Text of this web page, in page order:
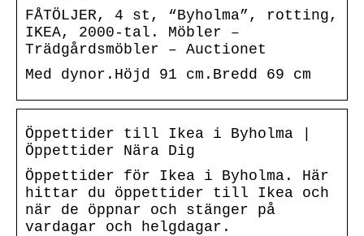
FÅTÖLJER, 4 st, “Byholma”, rotting,
IKEA, 2000-tal. Möbler –
Trädgårdsmöbler – Auctionet
Med dynor.Höjd 91 cm.Bredd 69 cm
Öppettider till Ikea i Byholma |
Öppettider Nära Dig
Öppettider för Ikea i Byholma. Här
hittar du öppettider till Ikea och
när de öppnar och stänger på
vardagar och helgdagar.